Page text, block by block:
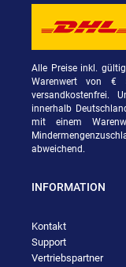
Alle Preise inkl.
Warenwert von €
versandkostenfrei.
innerhalb
mit einem
abweichend.
INFORMATION
Kontakt
Support
Vertriebspartner